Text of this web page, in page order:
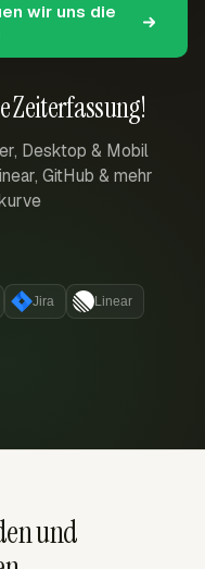
Zeiterfassung!
Desktop & Mobil
GitHub & mehr
Jira Linear
wir uns die
und